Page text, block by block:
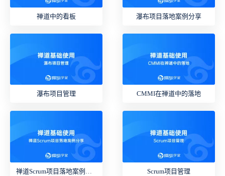
禅道中的看板 瀑布项目落地案例分享
瀑布项目管理 CMMI在禅道中的落地
禅道Scrum项目落地案例分享 Scrum项目管理